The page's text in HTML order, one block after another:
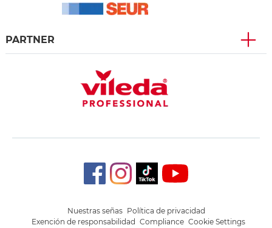
PARTNER
Nuestras señas Política de privacidad
Exención de responsabilidad Compliance Cookie Settings